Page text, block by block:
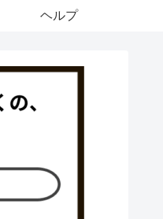
ヘルプ